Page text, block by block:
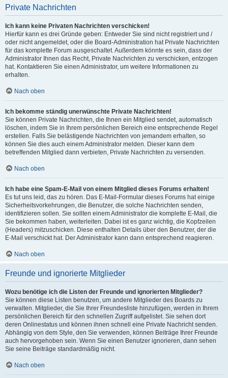
Private Nachrichten
Ich kann keine Privaten Nachrichten verschicken!
Hierfür kann es drei Gründe geben: Entweder Sie sind nicht registriert und /
oder nicht angemeldet, oder die Board-Administration hat Private Nachrichten
für das komplette Forum ausgeschaltet. Außerdem könnte es sein, dass der
Administrator Ihnen das Recht, Private Nachrichten zu verschicken, entzogen
hat. Kontaktieren Sie einen Administrator, um weitere Informationen zu
erhalten.
Nach oben
Ich bekomme ständig unerwünschte Private Nachrichten!
Sie können Private Nachrichten, die Ihnen ein Mitglied sendet, automatisch
löschen, indem Sie in Ihrem persönlichen Bereich eine entsprechende Regel
erstellen. Falls Sie belästigende Nachrichten von jemandem erhalten, so
können Sie dies auch einem Administrator melden. Dieser kann dem
betreffenden Mitglied dann verbieten, Private Nachrichten zu versenden.
Nach oben
Ich habe eine Spam-E-Mail von einem Mitglied dieses Forums erhalten!
Es tut uns leid, das zu hören. Das E-Mail-Formular dieses Forums hat einige
Sicherheitsvorkehrungen, die Benutzer, die solche Nachrichten senden,
identifizieren sollen. Sie sollten einem Administrator die komplette E-Mail, die
Sie bekommen haben, weiterleiten. Dabei ist es ganz wichtig, die Kopfzeilen
(Headers) mitzuschicken. Diese enthalten Details über den Benutzer, der die
E-Mail verschickt hat. Der Administrator kann dann entsprechend reagieren.
Nach oben
Freunde und ignorierte Mitglieder
Wozu benötige ich die Listen der Freunde und ignorierten Mitglieder?
Sie können diese Listen benutzen, um andere Mitglieder des Boards zu
verwalten. Mitglieder, die Sie Ihrer Freundesliste hinzufügen, werden in Ihrem
persönlichen Bereich für den schnellen Zugriff aufgelistet. Sie sehen dort
deren Onlinestatus und können ihnen schnell eine Private Nachricht senden.
Abhängig von dem Style, den Sie verwenden, können Beiträge Ihrer Freunde
auch hervorgehoben sein. Wenn Sie einen Benutzer ignorieren, dann sehen
Sie seine Beiträge standardmäßig nicht.
Nach oben